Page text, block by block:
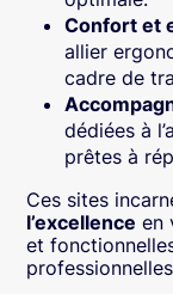
Confort et
allier
cadre de
dédiées à
prêtes à
Ces sites
l’excellence en
et